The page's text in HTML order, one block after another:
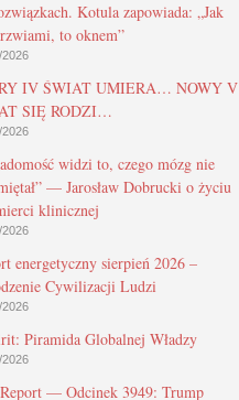
Kotula zapowiada: „Jak
to oknem”
2026
IV ŚWIAT UMIERA… NOWY V
SIĘ RODZI…
2026
widzi to, czego mózg nie
— Jarosław Dobrucki o życiu
klinicznej
2026
energetyczny sierpień 2026 –
Cywilizacji Ludzi
2026
Piramida Globalnej Władzy
2026
— Odcinek 3949: Trump